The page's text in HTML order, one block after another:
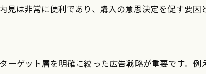
は非常に便利であり、購入の意思決定を促す要因
ゲット層を明確に絞った広告戦略が重要です。例